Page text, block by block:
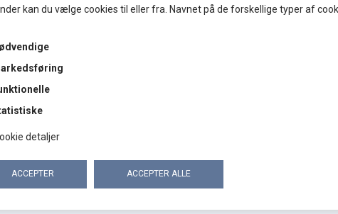
kan du vælge cookies til eller fra. Navnet på de forskellige typer af
detaljer